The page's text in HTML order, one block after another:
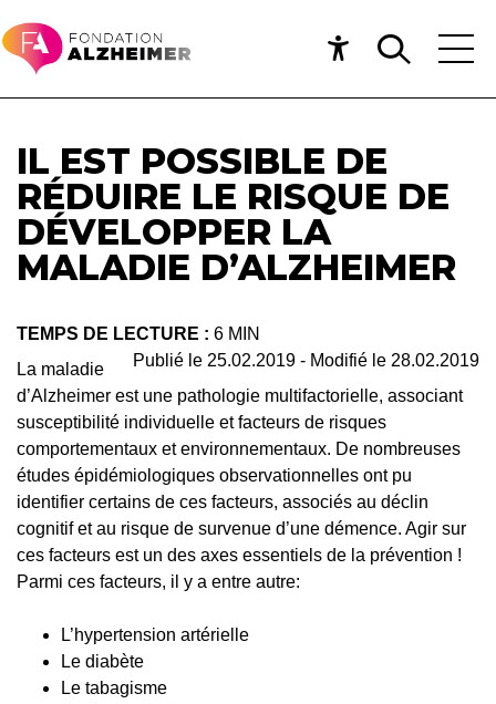
IL EST POSSIBLE DE
RÉDUIRE LE RISQUE DE
DÉVELOPPER LA
MALADIE D’ALZHEIMER
TEMPS DE LECTURE : 6 MIN
Publié le 25.02.2019 - Modifié le 28.02.2019
La maladie
d’Alzheimer est une pathologie multifactorielle, associant
susceptibilité individuelle et facteurs de risques
comportementaux et environnementaux. De nombreuses
études épidémiologiques observationnelles ont pu
identifier certains de ces facteurs, associés au déclin
cognitif et au risque de survenue d’une démence. Agir sur
ces facteurs est un des axes essentiels de la prévention !
Parmi ces facteurs, il y a entre autre:
L’hypertension artérielle
Le diabète
Le tabagisme